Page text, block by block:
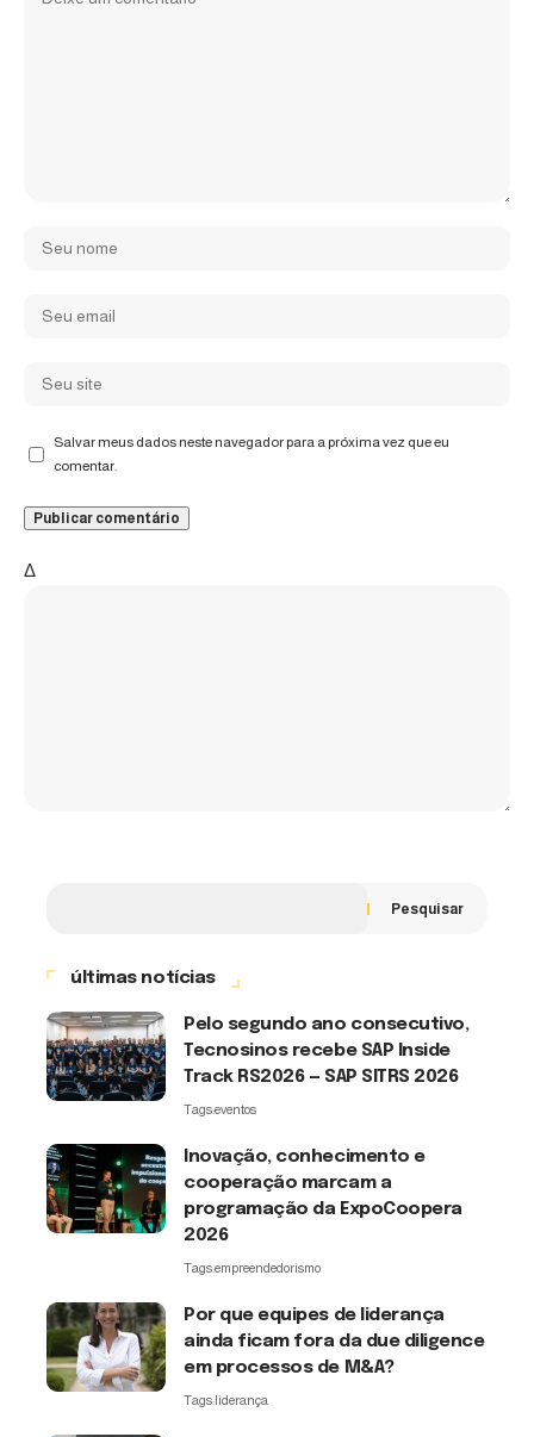
Salvar meus dados neste navegador para a próxima vez que eu
comentar.
Δ
Pesquisar
últimas notícias
Pelo segundo ano consecutivo,
Tecnosinos recebe SAP Inside
Track RS2026 — SAP SITRS 2026
Tags:eventos
Inovação, conhecimento e
cooperação marcam a
programação da ExpoCoopera
2026
Tags:empreendedorismo
Por que equipes de liderança
ainda ficam fora da due diligence
em processos de M&A?
Tags: liderança